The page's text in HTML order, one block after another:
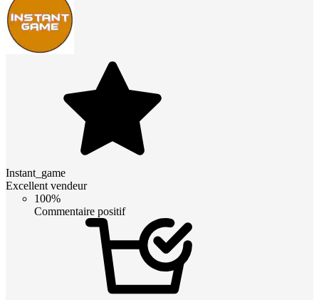
Instant_game
Excellent vendeur
100%
Commentaire positif